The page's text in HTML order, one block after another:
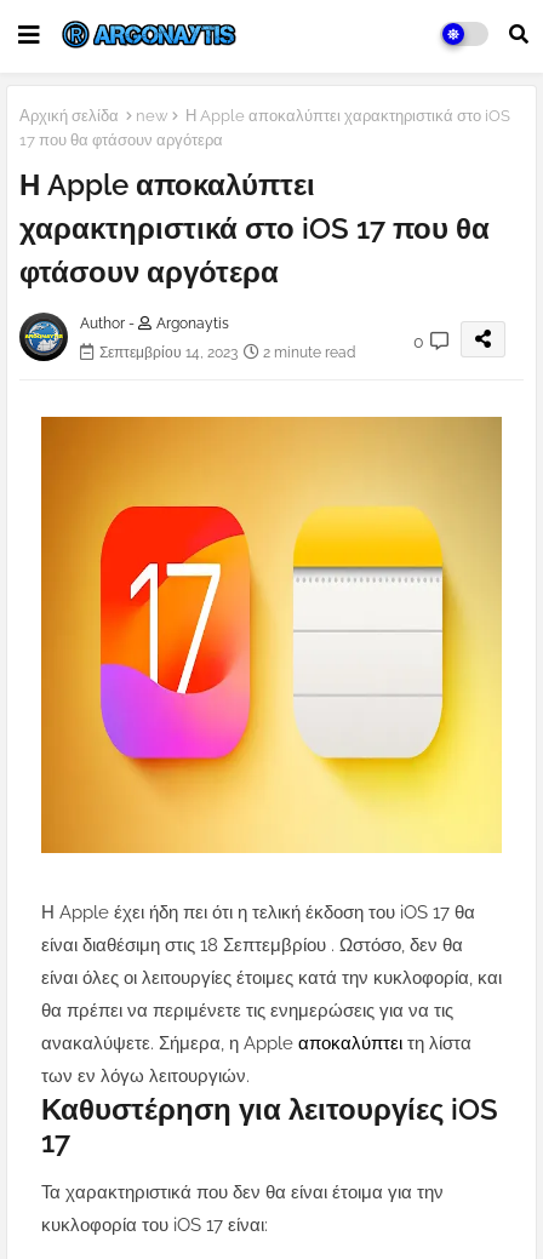
Αρχική σελίδα new
Η Apple αποκαλύπτει χαρακτηριστικά στο iOS
17 που θα φτάσουν αργότερα
Η Apple αποκαλύπτει
χαρακτηριστικά στο iOS 17 που θα
φτάσουν αργότερα
Author -
Argonaytis
Σεπτεμβρίου 14, 2023
2 minute read
0
Η Apple έχει ήδη πει ότι η τελική έκδοση του iOS 17 θα
είναι διαθέσιμη στις 18 Σεπτεμβρίου . Ωστόσο, δεν θα
είναι όλες οι λειτουργίες έτοιμες κατά την κυκλοφορία, και
θα πρέπει να περιμένετε τις ενημερώσεις για να τις
ανακαλύψετε. Σήμερα, η Apple αποκαλύπτει τη λίστα
των εν λόγω λειτουργιών.
Καθυστέρηση για λειτουργίες iOS
17
Τα χαρακτηριστικά που δεν θα είναι έτοιμα για την
κυκλοφορία του iOS 17 είναι: